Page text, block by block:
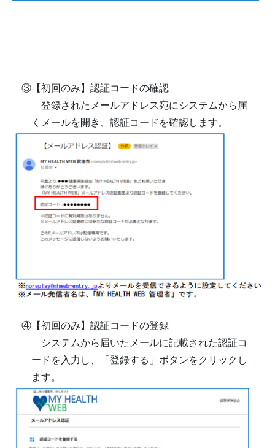
③【初回のみ】認証コードの確認
登録されたメールアドレス宛にシステムから届
くメールを開き、認証コードを確認します。
④【初回のみ】認証コードの登録
システムから届いたメールに記載された認証コ
ードを入力し、「登録する」ボタンをクリックし
ます。